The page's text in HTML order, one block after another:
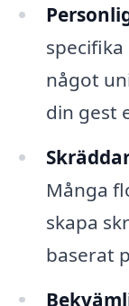
något
din gest
Många
skapa
baserat